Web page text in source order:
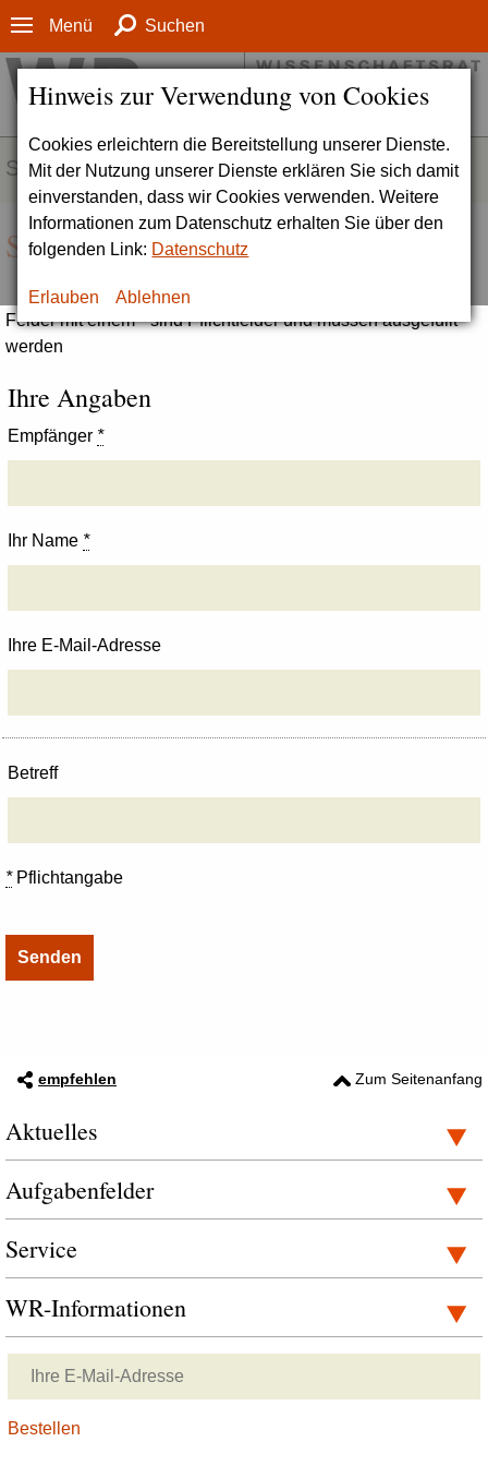
Hinweis zur Verwendung von Cookies
Cookies erleichtern die Bereitstellung unserer Dienste.
Mit der Nutzung unserer Dienste erklären Sie sich damit
einverstanden, dass wir Cookies verwenden. Weitere
Informationen zum Datenschutz erhalten Sie über den
folgenden Link: Datenschutz
Erlauben Ablehnen
Menü Suchen
SERVICE
Seite empfehlen
Felder mit einem * sind Pflichtfelder und müssen ausgefüllt
werden
Ihre Angaben
Empfänger *
Ihr Name *
Ihre E-Mail-Adresse
Betreff
*Pflichtangabe
empfehlen Zum Seitenanfang
Aktuelles
Aufgabenfelder
Service
WR-Informationen